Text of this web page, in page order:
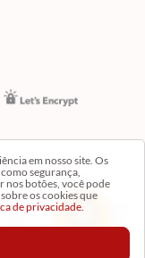
em nosso site. Os
segurança,
nos botões, você pode
os cookies que
de privacidade.
LTDA | CNPJ:
aos da Loja Física. Na Loja